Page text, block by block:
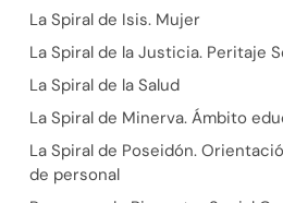
La Spiral de Isis. Mujer
La Spiral de la Justicia. Peritaje
La Spiral de la Salud
La Spiral de Minerva. Ámbito
La Spiral de Poseidón.
de personal